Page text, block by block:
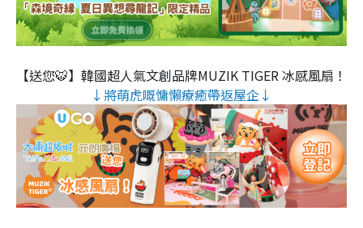
【送您🐯】韓國超人氣文創品牌MUZIK TIGER 冰感風扇！
↓將萌虎嘅慵懶療癒帶返屋企↓